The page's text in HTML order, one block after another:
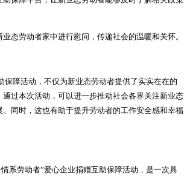
态劳动者家中进行慰问，传递社会的温暖和关怀。
保障活动，不仅为新业态劳动者提供了实实在在的
过本次活动，可以进一步推动社会各界关注新业态
同时，这也有助于提升劳动者的工作安全感和幸福
系劳动者”爱心企业捐赠互助保障活动，是一次具